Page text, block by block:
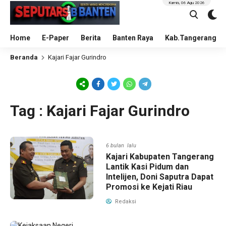
Home E-Paper Berita Banten Raya Kab.Tangerang
Kamis, 06 Agu 2026
Beranda Kajari Fajar Gurindro
Tag : Kajari Fajar Gurindro
6 bulan lalu
Kajari Kabupaten Tangerang
Lantik Kasi Pidum dan
Intelijen, Doni Saputra Dapat
Promosi ke Kejati Riau
Redaksi